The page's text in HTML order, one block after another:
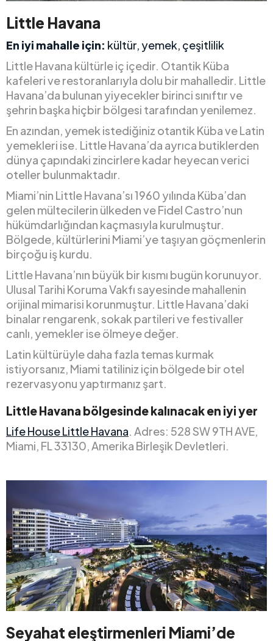
Little Havana
En iyi mahalle için: kültür, yemek, çeşitlilik
Little Havana kültürle iç içedir. Otantik Küba
kafeleri ve restoranlarıyla dolu bir mahalledir. Little
Havana’da bulunan yiyecekler birinci sınıftır ve
şehrin başka hiçbir bölgesi tarafından yenilemez.
En azından, yemek istediğiniz otantik Küba ve Latin
yemekleri ise. Little Havana’da ayrıca butiklerden
dünya çapındaki zincirlere kadar heyecan verici
oteller bulunmaktadır.
Miami’nin Little Havana’sı 1960 yılında Küba’dan
gelen mültecilerin ülkeden ve Fidel Castro’nun
hükümdarlığından kaçmasıyla kurulmuştur.
Bölgede, kültürlerini Miami’ye taşıyan göçmenlerin
birçoğu iş kurdu.
Little Havana’nın büyük bir kısmı bugün korunuyor.
Ulusal Tarihi Koruma Vakfı sayesinde mahallenin
orijinal mimarisi korunmuştur. Little Havana’daki
binalar rengarenk, sokak partileri ve festivaller
canlı, yemekler ise ölmeye değer.
Latin kültürüyle daha fazla temas kurmak
istiyorsanız, Miami tatiliniz için bölgede bir otel
rezervasyonu yaptırmanız şart.
Little Havana bölgesinde kalınacak en iyi yer
Life House Little Havana. Adres: 528 SW 9TH AVE,
Miami, FL 33130, Amerika Birleşik Devletleri.
Seyahat eleştirmenleri Miami’de